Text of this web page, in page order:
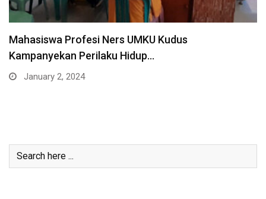
RSU Fastabiq Sehat PKU Muhammadiyah Gelar
Khitan Massal…
January 1, 2024